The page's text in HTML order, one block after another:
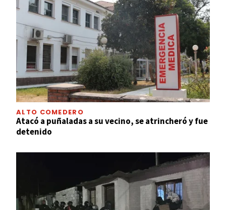
ALTO COMEDERO
Atacó a puñaladas a su vecino, se atrincheró y fue
detenido